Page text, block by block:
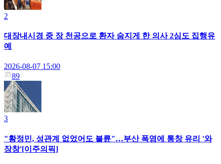
2
대장내시경 중 장 천공으로 환자 숨지게 한 의사 2심도 집행유
예
2026-08-07 15:00
89
3
"황정민, 성관계 없었어도 불륜"…부산 폭염에 통창 유리 '와
장창'[이주의픽]